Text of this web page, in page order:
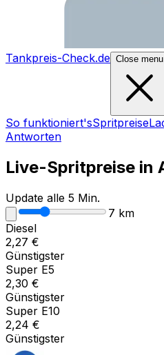
Tankpreis-Check.de Close menu
So funktioniert'sSpritpreise
Antworten
Live-Spritpreise in
Update alle 5 Min.
7 km
Diesel
2,27 €
Günstigster
Super E5
2,30 €
Günstigster
Super E10
2,24 €
Günstigster